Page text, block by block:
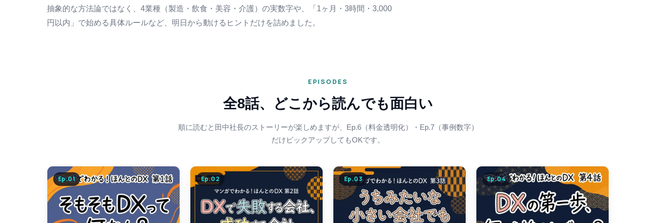
抽象的な方法論ではなく、4業種（製造・飲食・美容・介護）の実数字や、「1ヶ月・3時間・3,000
円以内」で始める具体ルールなど、明日から動けるヒントだけを詰めました。
EPISODES
全8話、どこから読んでも面白い
順に読むと田中社長のストーリーが楽しめますが、Ep.6（料金透明化）・Ep.7（事例数字）
だけピックアップしてもOKです。
Ep.01 Ep.02 Ep.03 Ep.04